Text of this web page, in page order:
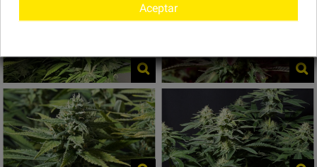
Aceptar